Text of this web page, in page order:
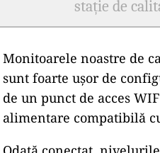
stație de
Monitoarele noastre de
sunt foarte ușor de
de un punct de acces
alimentare compatibilă